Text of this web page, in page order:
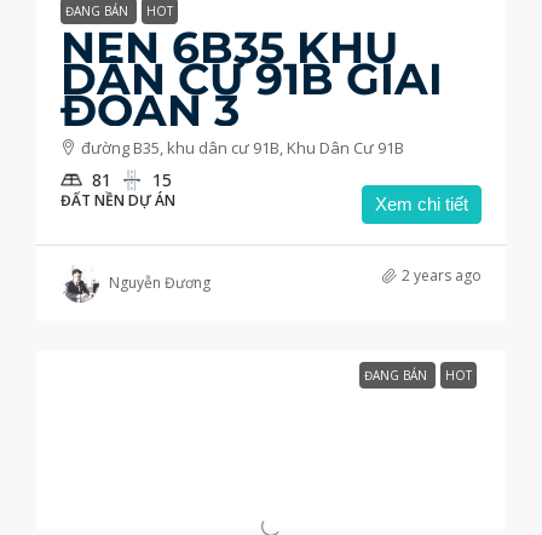
ĐANG BÁN HOT
NỀN 6B35 KHU
DÂN CƯ 91B GIAI
ĐOẠN 3
đường B35, khu dân cư 91B, Khu Dân Cư 91B
81 15
ĐẤT NỀN DỰ ÁN Xem chi tiết
Nguyễn Đương 2 years ago
ĐANG BÁN HOT